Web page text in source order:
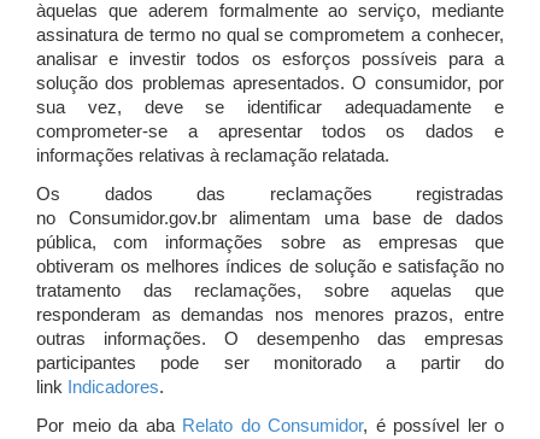
àquelas que aderem formalmente ao serviço, mediante
assinatura de termo no qual se comprometem a conhecer,
analisar e investir todos os esforços possíveis para a
solução dos problemas apresentados. O consumidor, por
sua vez, deve se identificar adequadamente e
comprometer-se a apresentar todos os dados e
informações relativas à reclamação relatada.
Os dados das reclamações registradas
no Consumidor.gov.br alimentam uma base de dados
pública, com informações sobre as empresas que
obtiveram os melhores índices de solução e satisfação no
tratamento das reclamações, sobre aquelas que
responderam as demandas nos menores prazos, entre
outras informações. O desempenho das empresas
participantes pode ser monitorado a partir do
link Indicadores.
Por meio da aba Relato do Consumidor, é possível ler o